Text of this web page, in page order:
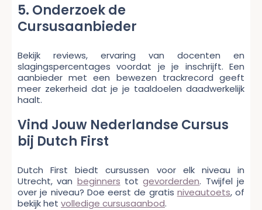
5. Onderzoek de
Cursusaanbieder
Bekijk reviews, ervaring van docenten en
slagingspercentages voordat je je inschrijft. Een
aanbieder met een bewezen trackrecord geeft
meer zekerheid dat je je taaldoelen daadwerkelijk
haalt.
Vind Jouw Nederlandse Cursus
bij Dutch First
Dutch First biedt cursussen voor elk niveau in
Utrecht, van beginners totgevorderden. Twijfel je
over je niveau? Doe eerst de gratis niveautoets, of
bekijk het volledige cursusaanbod.